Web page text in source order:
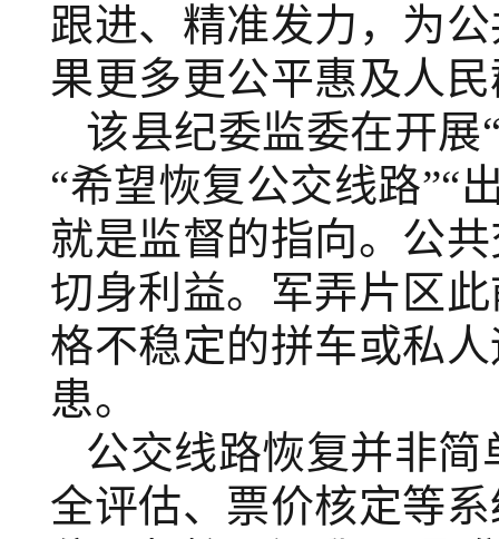
跟进、精准发力，为
果更多更公平惠及人
该县纪委监委在开展
“希望恢复公交线路
就是监督的指向。公
切身利益。军弄片区
格不稳定的拼车或私
患。
公交线路恢复并非简
全评估、票价核定等